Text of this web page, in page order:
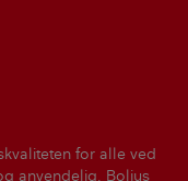
for alle ved
anvendelig. Bolius